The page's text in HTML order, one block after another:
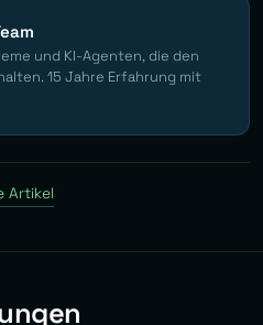
und KI-Agenten, die den
15 Jahre Erfahrung mit
Artikel